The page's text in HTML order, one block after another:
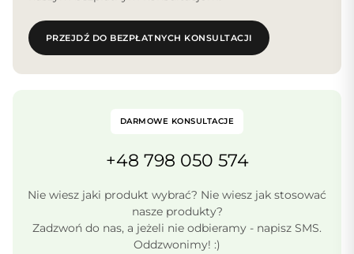
PRZEJDŹ DO BEZPŁATNYCH KONSULTACJI
DARMOWE KONSULTACJE
+48 798 050 574
Nie wiesz jaki produkt wybrać? Nie wiesz jak stosować
nasze produkty?
Zadzwoń do nas, a jeżeli nie odbieramy - napisz SMS.
Oddzwonimy! :)